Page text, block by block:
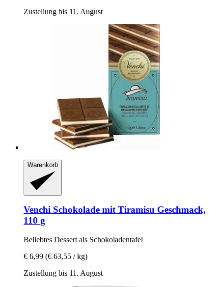
Zustellung bis 11. August
Warenkorb
Venchi Schokolade mit Tiramisu Geschmack,
110 g
Beliebtes Dessert als Schokoladentafel
€ 6,99 (€ 63,55 / kg)
Zustellung bis 11. August